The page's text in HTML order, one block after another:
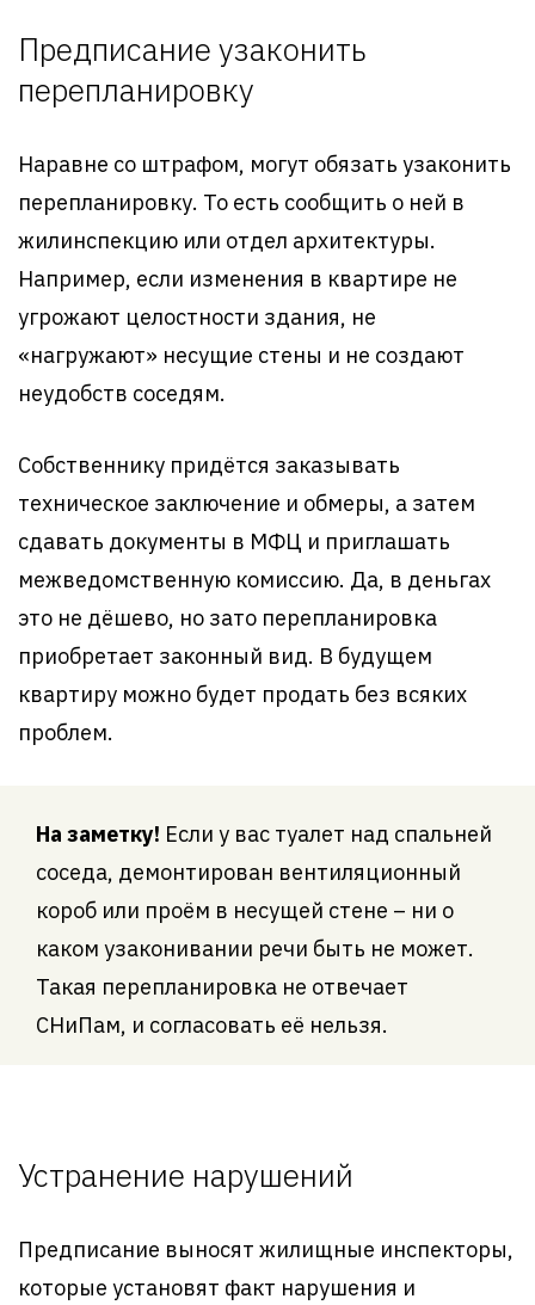
Предписание узаконить
перепланировку
Наравне со штрафом, могут обязать узаконить
перепланировку. То есть сообщить о ней в
жилинспекцию или отдел архитектуры.
Например, если изменения в квартире не
угрожают целостности здания, не
«нагружают» несущие стены и не создают
неудобств соседям.
Собственнику придётся заказывать
техническое заключение и обмеры, а затем
сдавать документы в МФЦ и приглашать
межведомственную комиссию. Да, в деньгах
это не дёшево, но зато перепланировка
приобретает законный вид. В будущем
квартиру можно будет продать без всяких
проблем.
На заметку! Если у вас туалет над спальней
соседа, демонтирован вентиляционный
короб или проём в несущей стене – ни о
каком узаконивании речи быть не может.
Такая перепланировка не отвечает
СНиПам, и согласовать её нельзя.
Устранение нарушений
Предписание выносят жилищные инспекторы,
которые установят факт нарушения и